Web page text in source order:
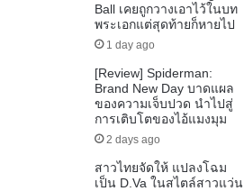
Ball เคยถูกวางเอาไว้ในบท
พระเอกแต่สุดท้ายก็หายไป
1 day ago
[Review] Spiderman:
Brand New Day บาดแผล
ของความเจ็บปวด นำไปสู่
การเติบโตของไอ้แมงมุม
2 days ago
สาวไทยจัดให้ แปลงโฉม
เป็น D.Va ในสไตล์สาวแว่น